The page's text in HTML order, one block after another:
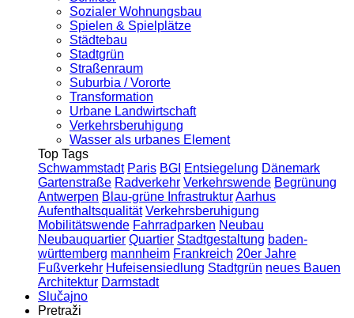
Sozialer Wohnungsbau
Spielen & Spielplätze
Städtebau
Stadtgrün
Straßenraum
Suburbia / Vororte
Transformation
Urbane Landwirtschaft
Verkehrsberuhigung
Wasser als urbanes Element
Top Tags
Schwammstadt Paris BGI Entsiegelung Dänemark
Gartenstraße Radverkehr Verkehrswende Begrünung
Antwerpen Blau-grüne InfrastrukturAarhus
Aufenthaltsqualität Verkehrsberuhigung
Mobilitätswende Fahrradparken Neubau
Neubauquartier Quartier Stadtgestaltung baden-
württemberg mannheim Frankreich 20er Jahre
Fußverkehr Hufeisensiedlung Stadtgrün neues Bauen
Architektur Darmstadt
Slučajno
Pretraži